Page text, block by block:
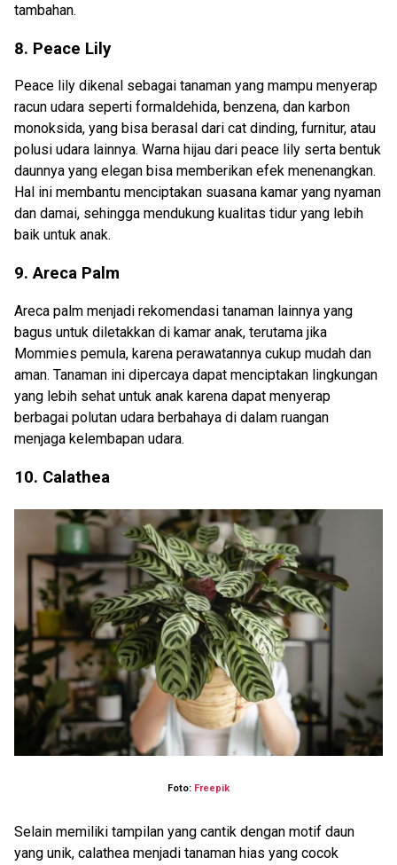
tambahan.
8. Peace Lily
Peace lily dikenal sebagai tanaman yang mampu menyerap
racun udara seperti formaldehida, benzena, dan karbon
monoksida, yang bisa berasal dari cat dinding, furnitur, atau
polusi udara lainnya. Warna hijau dari peace lily serta bentuk
daunnya yang elegan bisa memberikan efek menenangkan.
Hal ini membantu menciptakan suasana kamar yang nyaman
dan damai, sehingga mendukung kualitas tidur yang lebih
baik untuk anak.
9.Areca Palm
Areca palm menjadi rekomendasi tanaman lainnya yang
bagus untuk diletakkan di kamar anak, terutama jika
Mommies pemula, karena perawatannya cukup mudah dan
aman. Tanaman ini dipercaya dapat menciptakan lingkungan
yang lebih sehat untuk anak karena dapat menyerap
berbagai polutan udara berbahaya di dalam ruangan
menjaga kelembapan udara.
10. Calathea
Foto: Freepik
Selain memiliki tampilan yang cantik dengan motif daun
yang unik, calathea menjadi tanaman hias yang cocok